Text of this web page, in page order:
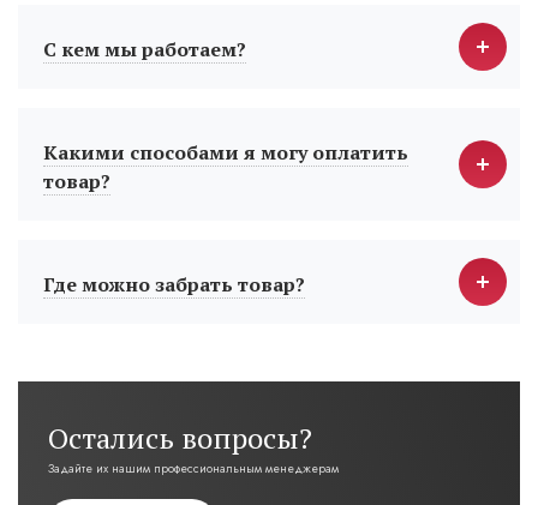
С кем мы работаем?
Какими способами я могу оплатить
товар?
Где можно забрать товар?
Остались вопросы?
Задайте их нашим профессиональным менеджерам